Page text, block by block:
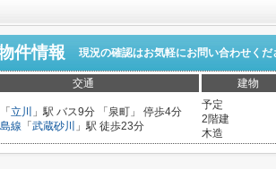
件情報 現況の確認はお気軽にお問い合わせくだ
交通 建物
「 立川
」駅 バス9分 「泉町」 停歩4分
線 「 武蔵砂川 」駅 徒歩23分
予定
2階建
木造